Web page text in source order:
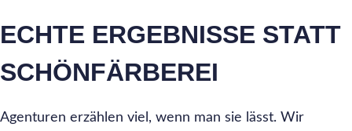
ECHTE ERGEBNISSE STATT
SCHÖNFÄRBEREI
Agenturen erzählen viel, wenn man sie lässt. Wir